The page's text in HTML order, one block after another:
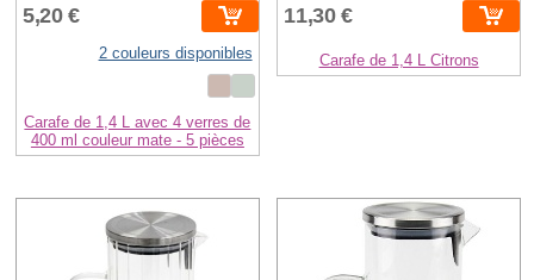
5,20 €
2 couleurs disponibles
Carafe de 1,4 L avec 4 verres de
400 ml couleur mate - 5 pièces
11,30 €
Carafe de 1,4 L Citrons